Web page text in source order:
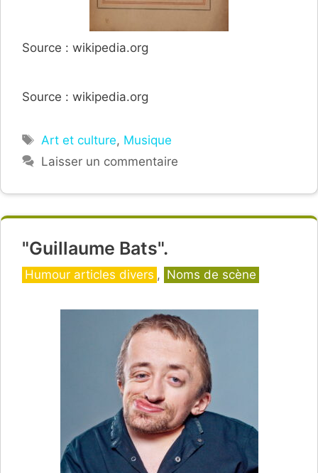
Source : wikipedia.org
Source : wikipedia.org
Étiquettes
Art et culture, Musique
Laisser un commentaire
"Guillaume Bats".
Catégories
Humour articles divers , Noms de scène